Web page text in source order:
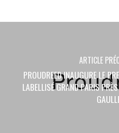
ARTICLE
PROUDREED INAUGURE LE
LABELLISÉ GRAND PARIS